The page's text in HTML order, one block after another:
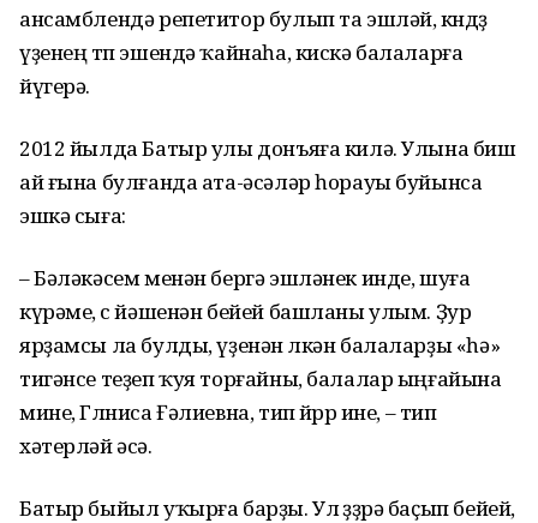
ансамблендә репетитор булып та эшләй, көндөҙ
үҙенең төп эшендә ҡайнаһа, кискә балаларға
йүгерә.
2012 йылда Батыр улы донъяға килә. Улына биш
ай ғына булғанда ата-әсәләр һорауы буйынса
эшкә сыға:
– Бәләкәсем менән бергә эшләнек инде, шуға
күрәме, өс йәшенән бейей башланы улым. Ҙур
ярҙамсы ла булды, үҙенән өлкән балаларҙы «һә»
тигәнсе теҙеп ҡуя торғайны, балалар ыңғайына
мине, Гөлниса Ғәлиевна, тип йөрөр ине, – тип
хәтерләй әсә.
Батыр быйыл уҡырға барҙы. Ул өҙҙөрә баҫып бейей,